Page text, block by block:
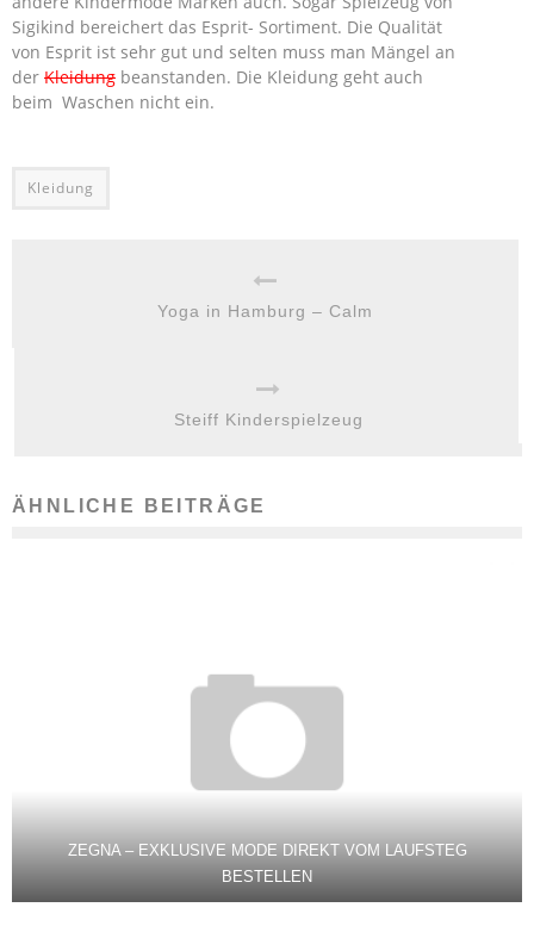
Sigikind bereichert das Esprit- Sortiment. Die Qualität
von Esprit ist sehr gut und selten muss man Mängel an
der Kleidung beanstanden. Die Kleidung geht auch
beim Waschen nicht ein.
Kleidung
Yoga in Hamburg – Calm
Steiff Kinderspielzeug
ÄHNLICHE BEITRÄGE
ZEGNA – EXKLUSIVE MODE DIREKT VOM LAUFSTEG
BESTELLEN